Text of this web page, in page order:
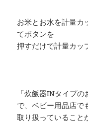
お米とお水を計量カ
てボタンを
押すだけで計量カッ
「炊飯器INタイプ
で、ベビー用品店で
取り扱っていること